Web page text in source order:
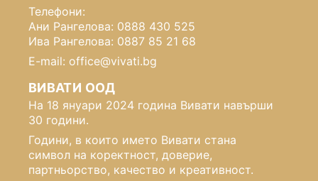
Телефони:
Ани Рангелова: 0888 430 525
Ива Рангелова: 0887 85 21 68
E-mail: office@vivati.bg
ВИВАТИ ООД
На 18 януари 2024 година Вивати навърши
30 години.
Години, в които името Вивати стана
символ на коректност, доверие,
партньорство, качество и креативност.